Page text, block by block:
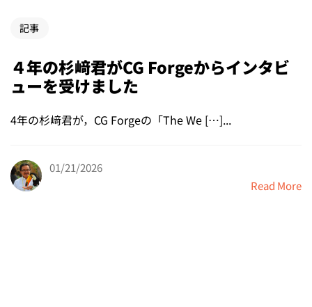
記事
４年の杉﨑君がCG Forgeからインタビ
ューを受けました
4年の杉﨑君が，CG Forgeの「The We […]...
01/21/2026
Read More